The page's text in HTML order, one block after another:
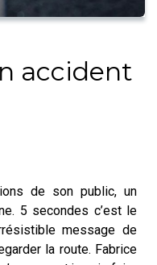
accident
de son public, un
5 secondes c’est le
message de
la route. Fabrice